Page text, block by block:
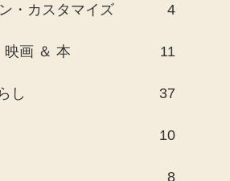
・カスタマイズ 4
映画 ＆ 本 11
し 37
10
8